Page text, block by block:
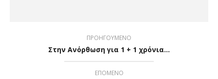
ΠΡΟΗΓΟΥΜΕΝΟ
Στην Ανόρθωση για 1 + 1 χρόνια...
ΕΠΟΜΕΝΟ